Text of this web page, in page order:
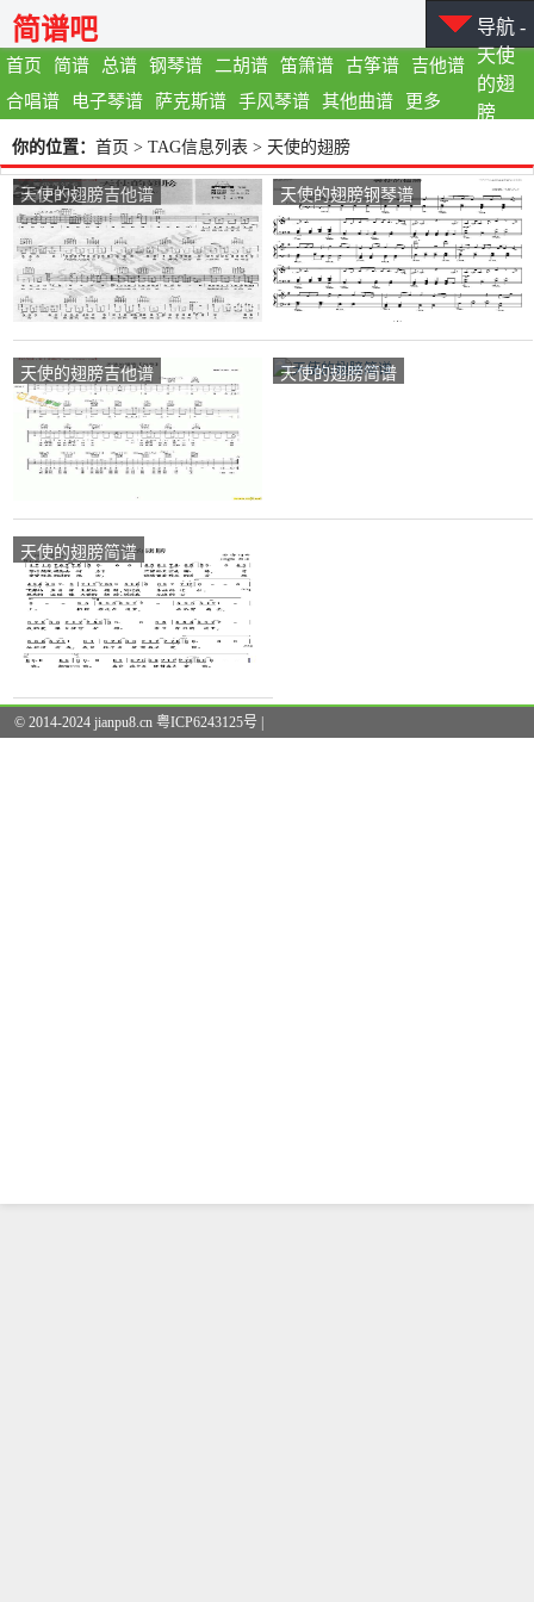
首页 简谱 总谱 钢琴谱 二胡谱 笛箫谱 古筝谱
吉他谱
合唱谱
电子琴谱 萨克斯谱 手风琴谱 其他曲谱 更多
简谱吧
导航 -
天使
的翅
膀
你的位置： 首页 > TAG信息列表 > 天使的翅膀
天使的翅膀吉他谱 天使的翅膀钢琴谱
天使的翅膀吉他谱 天使的翅膀简谱
天使的翅膀简谱
© 2014-2024 jianpu8.cn 粤ICP6243125号 |